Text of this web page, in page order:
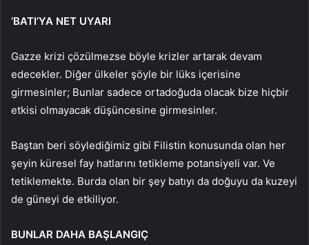
‘BATI’YA NET UYARI
Gazze krizi çözülmezse böyle krizler artarak devam
edecekler. Diğer ülkeler şöyle bir lüks içerisine
girmesinler; Bunlar sadece ortadoğuda olacak bize hiçbir
etkisi olmayacak düşüncesine girmesinler.
Baştan beri söylediğimiz gibi Filistin konusunda olan her
şeyin küresel fay hatlarını tetikleme potansiyeli var. Ve
tetiklemekte. Burda olan bir şey batıyı da doğuyu da kuzeyi
de güneyi de etkiliyor.
BUNLAR DAHA BAŞLANGIÇ